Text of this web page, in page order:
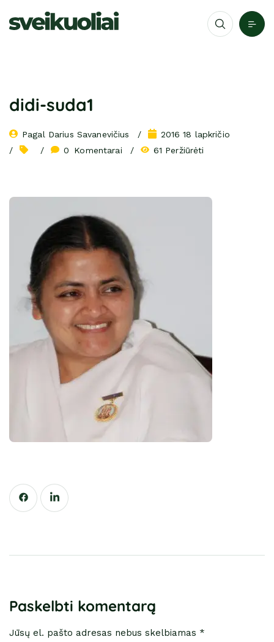
didi-suda1
Pagal Darius Savanevičius
2016 18 lapkričio
0
Komentarai 61 Peržiūrėti
Paskelbti komentarą
Jūsų el. pašto adresas nebus skelbiamas *